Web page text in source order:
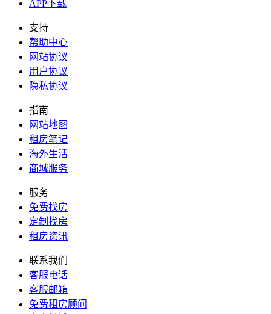
APP下载
支持
帮助中心
网站协议
用户协议
隐私协议
指南
网站地图
租房笔记
海外生活
商城服务
服务
免费找房
定制找房
租房资讯
联系我们
客服电话
客服邮箱
免费租房顾问